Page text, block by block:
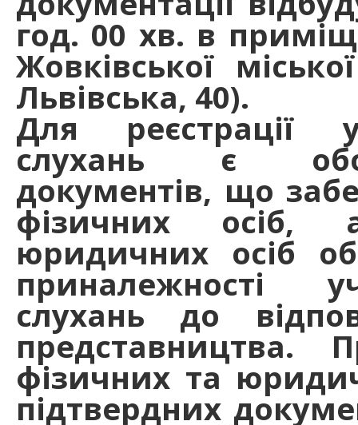
год. 00 хв. в
Жовківської
Львівська, 40).
Для реєстрації
слухань є
документів, що
фізичних осіб,
юридичних осіб
приналежності
слухань до
представництва.
фізичних та
підтвердних